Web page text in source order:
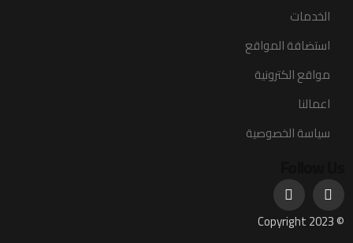
الخدمات
استضافة المواقع
مواقع الكترونية
اعمالنا
سياسة الخصوصية
© Copyright 2023